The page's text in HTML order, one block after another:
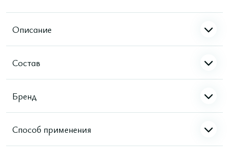
Описание
Состав
Бренд
Способ применения